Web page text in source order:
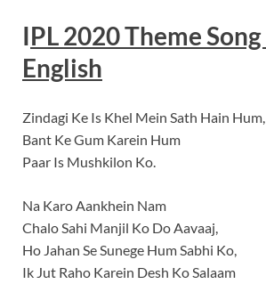
IPL 2020 Theme
English
Zindagi Ke Is Khel Mein Sath Hain Hum,
Bant Ke Gum Karein Hum
Paar Is Mushkilon Ko.
Na Karo Aankhein Nam
Chalo Sahi Manjil Ko Do Aavaaj,
Ho Jahan Se Sunege Hum Sabhi Ko,
Ik Jut Raho Karein Desh Ko Salaam